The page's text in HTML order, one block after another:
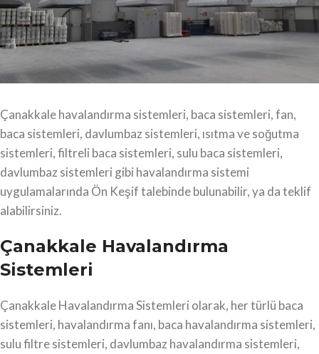
Çanakkale havalandırma sistemleri, baca sistemleri, fan,
baca sistemleri, davlumbaz sistemleri, ısıtma ve soğutma
sistemleri, filtreli baca sistemleri, sulu baca sistemleri,
davlumbaz sistemleri gibi havalandırma sistemi
uygulamalarında Ön Keşif talebinde bulunabilir, ya da teklif
alabilirsiniz.
Çanakkale Havalandırma
Sistemleri
Çanakkale Havalandırma Sistemleri olarak, her türlü baca
sistemleri, havalandırma fanı, baca havalandırma sistemleri,
sulu filtre sistemleri, davlumbaz havalandırma sistemleri,